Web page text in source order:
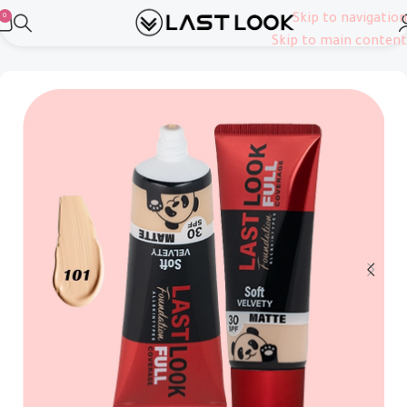
Skip to navigation
Skip to main content
0
الرئيسية وجه كريم أساس